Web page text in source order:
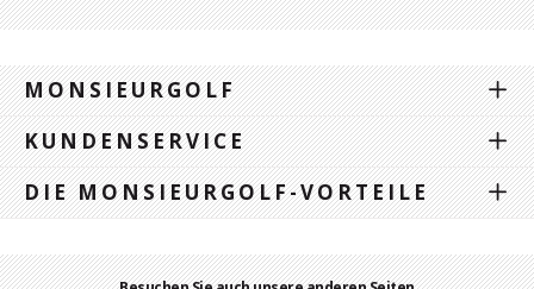
MONSIEURGOLF
KUNDENSERVICE
DIE MONSIEURGOLF-VORTEILE